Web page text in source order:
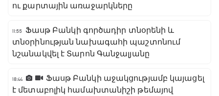
ու քարտային առաջարկները
11:55
Ֆասթ Բանկի գործադիր տնօրենի և
տնօրինության նախագահի պաշտոնում
նշանակվել է Տարոն Գանջալյանը
18:44
Ֆասթ Բանկի աջակցությամբ կայացել
է մետաբոլիկ համախտանիշի թեմայով